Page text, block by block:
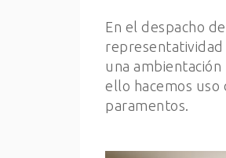
En el despacho
representatividad
una
ello hacemos uso
paramentos.